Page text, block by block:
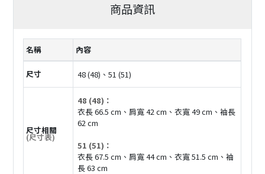
商品資訊
名稱 內容
尺寸 48 (48)、51 (51)
尺寸相關
(尺寸表)
48 (48)：
衣長 66.5 cm、肩寬 42 cm、衣寬 49 cm、袖長
62 cm
51 (51)：
衣長 67.5 cm、肩寬 44 cm、衣寬 51.5 cm、袖
長 63 cm